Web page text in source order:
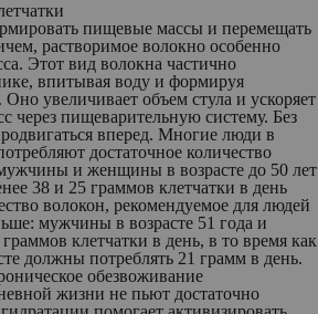
пищевые массы и перемещать
растворимое волокно особенно
Этот вид волокна частично
впитывая воду и формируя
Оно увеличивает объем стула и ускоряет
через пищеварительную систему. Без
вперед. Многие люди в
достаточное количество
и женщины в возрасте до 50 лет
38 и 25 граммов клетчатки в день
волокон, рекомендуемое для людей
мужчины в возрасте 51 года и
клетчатки в день, в то время как
должны потреблять 21 грамм в день.
обезвоживание
жизни не пьют достаточно